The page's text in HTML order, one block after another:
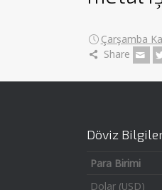
Çarşamba
Share
Döviz
Para Birimi
Dolar (USD)